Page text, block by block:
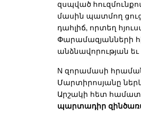
զսպված
մասին պատմող
դահլիճ, որտեղ
Փարամազյանների
անձնավորության
N զորամասի
Մարտիրոսյանը
Արշակի հետ
պարտադիր